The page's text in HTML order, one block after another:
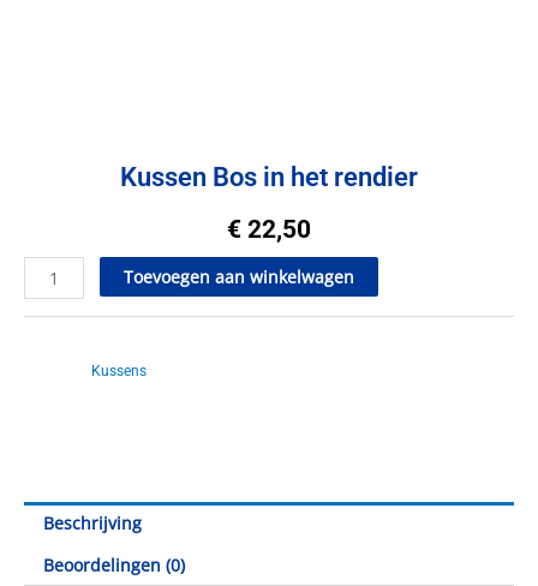
Kussen Bos in het rendier
€ 22,50
Kussen
Bos
Toevoegen aan winkelwagen
Kussens
Beschrijving
Beoordelingen (0)